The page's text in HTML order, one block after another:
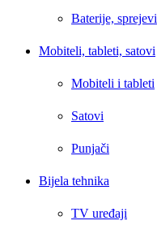
Baterije, sprejevi
Mobiteli, tableti, satovi
Mobiteli i tableti
Satovi
Punjači
Bijela tehnika
TV uređaji